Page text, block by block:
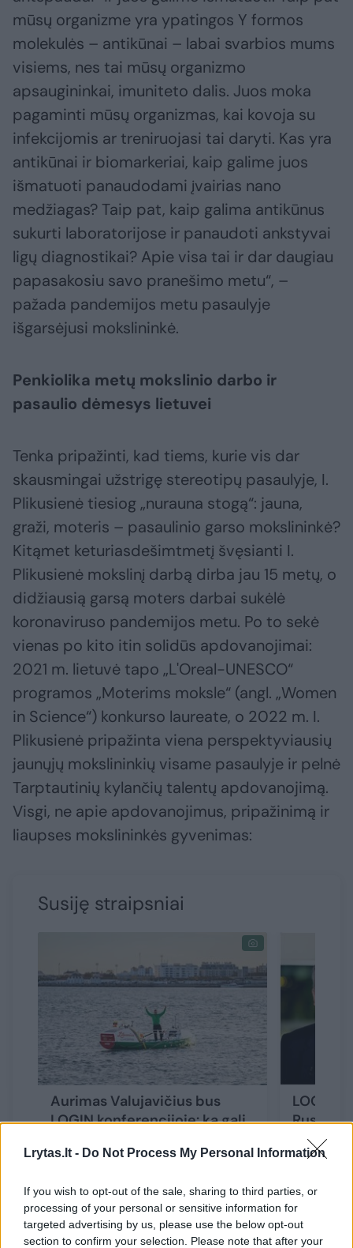
Lrytas.lt - Do Not Process My Personal Information
If you wish to opt-out of the sale, sharing to third parties, or
processing of your personal or sensitive information for
targeted advertising by us, please use the below opt-out
section to confirm your selection. Please note that after your
mūsų organizme yra ypatingos Y formos
molekulės – antikūnai – labai svarbios mums
visiems, nes tai mūsų organizmo
apsaugininkai, imuniteto dalis. Juos moka
pagaminti mūsų organizmas, kai kovoja su
infekcijomis ar treniruojasi tai daryti. Kas yra
antikūnai ir biomarkeriai, kaip galime juos
išmatuoti panaudodami įvairias nano
medžiagas? Taip pat, kaip galima antikūnus
sukurti laboratorijose ir panaudoti ankstyvai
ligų diagnostikai? Apie visa tai ir dar daugiau
papasakosiu savo pranešimo metu“, –
pažada pandemijos metu pasaulyje
išgarsėjusi mokslininkė.
Penkiolika metų mokslinio darbo ir
pasaulio dėmesys lietuvei
Tenka pripažinti, kad tiems, kurie vis dar
skausmingai užstrigę stereotipų pasaulyje, I.
Plikusienė tiesiog „nurauna stogą“: jauna,
graži, moteris – pasaulinio garso mokslininkė?
Kitąmet keturiasdešimtmetį švęsianti I.
Plikusienė mokslinį darbą dirba jau 15 metų, o
didžiausią garsą moters darbai sukėlė
koronaviruso pandemijos metu. Po to sekė
vienas po kito itin solidūs apdovanojimai:
2021 m. lietuvė tapo „L'Oreal-UNESCO“
programos „Moterims moksle“ (angl. „Women
in Science“) konkurso laureate, o 2022 m. I.
Plikusienė pripažinta viena perspektyviausių
jaunųjų mokslininkių visame pasaulyje ir pelnė
Tarptautinių kylančių talentų apdovanojimą.
Visgi, ne apie apdovanojimus, pripažinimą ir
liaupses mokslininkės gyvenimas:
Susiję straipsniai
Aurimas Valujavičius bus
LOGIN konferencijoje: ką gali
žmogus – iš pirmų lūpų
LOGIN
Rusijos
Putinui